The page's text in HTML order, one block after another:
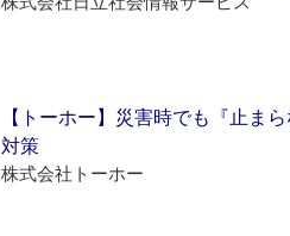
【トーホー】災害時でも『止ま
対策
株式会社トーホー